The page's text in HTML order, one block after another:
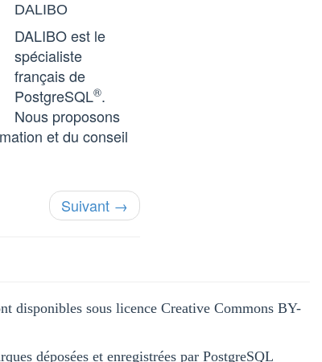
DALIBO
DALIBO est le
spécialiste
français de
PostgreSQL®.
Nous proposons
et du conseil
Suivant →
disponibles sous licence Creative Commons BY-
déposées et enregistrées par PostgreSQL